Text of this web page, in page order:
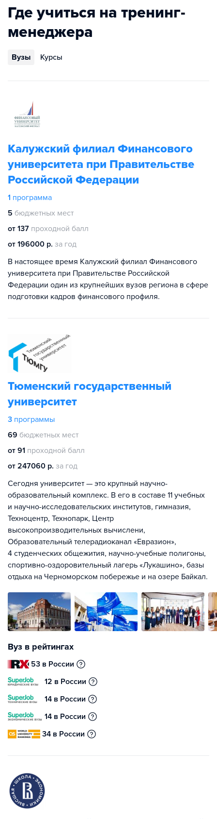
Где учиться на тренинг-
менеджера
Вузы Курсы
Калужский филиал Финансового
университета при Правительстве
Российской Федерации
1 программа
5 бюджетных мест
от 137 проходной балл
от 196000 р. за год
В настоящее время Калужский филиал Финансового
университета при Правительстве Российской
Федерации один из крупнейших вузов региона в сфере
подготовки кадров финансового профиля.
Тюменский государственный
университет
3 программы
69 бюджетных мест
от 91 проходной балл
от 247060 р. за год
Сегодня университет — это крупный научно-
образовательный комплекс. В его в составе 11 учебных
и научно-исследовательских институтов, гимназия,
Техноцентр, Технопарк, Центр
высокопроизводительных вычислени,
Образовательный телерадиоканал «Евразион»,
4 студенческих общежития, научно-учебные полигоны,
спортивно-оздоровительный лагерь «Лукашино», базы
отдыха на Черноморском побережье и на озере Байкал.
Вуз в рейтингах
53 в России
12 в России
14 в России
14 в России
34 в России